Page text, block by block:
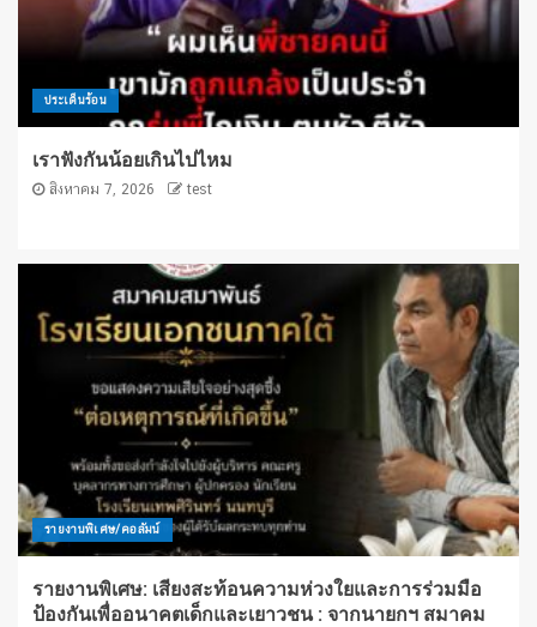
ประเด็นร้อน
เราฟังกันน้อยเกินไปไหม
สิงหาคม 7, 2026 test
รายงานพิเศษ/คอลัมน์
รายงานพิเศษ: เสียงสะท้อนความห่วงใยและการร่วมมือ
ป้องกันเพื่ออนาคตเด็กและเยาวชน : จากนายกฯ สมาคม